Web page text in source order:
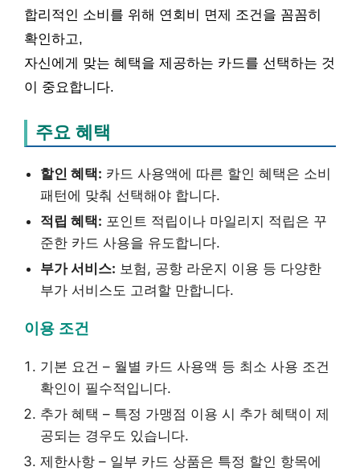
합리적인 소비를 위해 연회비 면제 조건을 꼼꼼히
확인하고,
자신에게 맞는 혜택을 제공하는 카드를 선택하는 것
이 중요합니다.
주요 혜택
할인 혜택: 카드 사용액에 따른 할인 혜택은 소비
패턴에 맞춰 선택해야 합니다.
적립 혜택: 포인트 적립이나 마일리지 적립은 꾸
준한 카드 사용을 유도합니다.
부가 서비스: 보험, 공항 라운지 이용 등 다양한
부가 서비스도 고려할 만합니다.
이용 조건
기본 요건 – 월별 카드 사용액 등 최소 사용 조건
확인이 필수적입니다.
추가 혜택 – 특정 가맹점 이용 시 추가 혜택이 제
공되는 경우도 있습니다.
제한사항 – 일부 카드 상품은 특정 할인 항목에